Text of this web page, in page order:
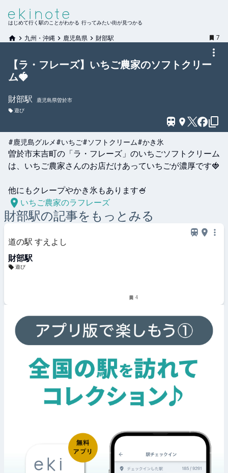
はじめて行く駅のことがわかる 行ってみたい街が見つかる
九州・沖縄 鹿児島県 財部駅 7
【ラ・フレーズ】いちご農家のソフトクリー
ム🍓
財部駅
鹿児島県曽於市
遊び
#鹿児島グルメ#いちご#ソフトクリーム#かき氷
曽於市末吉町の「ラ・フレーズ」のいちごソフトクリーム
は、いちご農家さんのお店だけあっていちごが濃厚です🍓
他にもクレープやかき氷もあります🍧
いちご農家のラフレーズ
財部駅の記事をもっとみる
道の駅 すえよし
財部駅
遊び
4